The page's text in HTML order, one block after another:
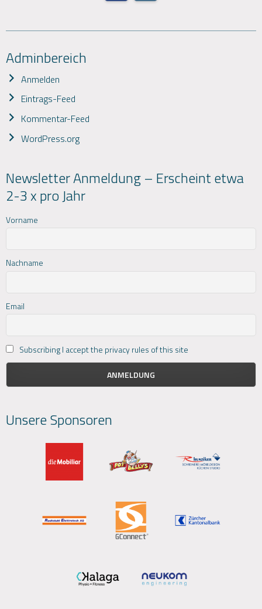
Adminbereich
Anmelden
Eintrags-Feed
Kommentar-Feed
WordPress.org
Newsletter Anmeldung – Erscheint etwa
2-3 x pro Jahr
Vorname
Nachname
Email
Subscribing I accept the privacy rules of this site
Unsere Sponsoren